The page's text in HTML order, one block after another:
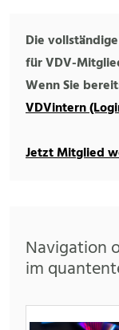
Die
für VDV-
Wenn Sie
VDVintern
Jetzt Mitglied
Navigation
im